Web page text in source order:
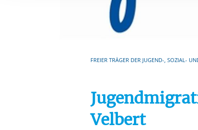
Ihre etwaige
der von Ihnen
aufgrund
FREIER TRÄGER DER JUGEND-, SOZIAL-
Velbert